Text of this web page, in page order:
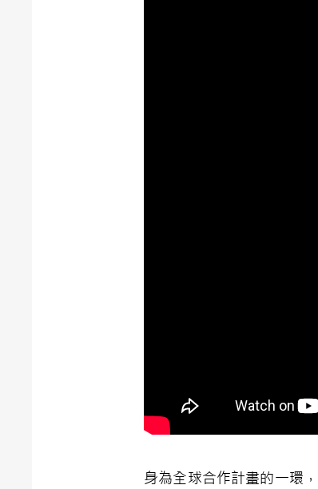
身為全球合作計畫的一環，